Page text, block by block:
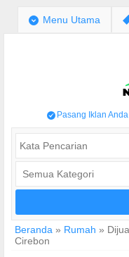
; Menu Utama
/ Pasang Iklan
Beranda » Rumah »
Cirebon